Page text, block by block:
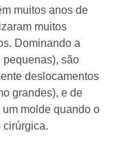
muitos anos de
muitos
Dominando a
pequenas), são
deslocamentos
grandes), e de
molde quando o
cirúrgica.